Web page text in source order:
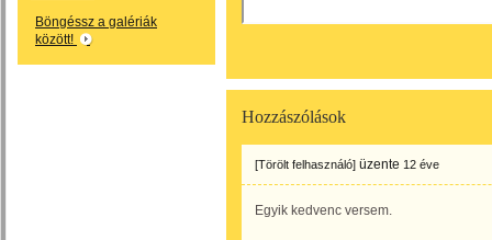
Böngéssz a galériák
között!
Hozzászólások
[Törölt felhasználó] üzente 12 éve
Egyik kedvenc versem.